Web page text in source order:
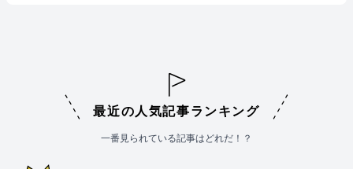
最近の人気記事ランキング
一番見られている記事はどれだ！？